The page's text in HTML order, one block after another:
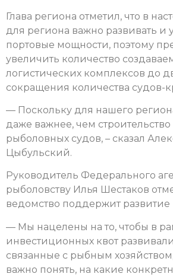
Глава региона отметил, что в
для региона важно развивать и
портовые мощности, поэтому
увеличить количество
логистических комплексов до
сокращения количества судов-
— Поскольку для нашего
даже важнее, чем
рыболовных судов, – сказал
Цыбульский.
Руководитель Федерального
рыболовству Илья Шестаков
ведомство поддержит развитие
— Мы нацелены на то, чтобы в
инвестиционных квот
связанные с рыбным
важно понять, на какие